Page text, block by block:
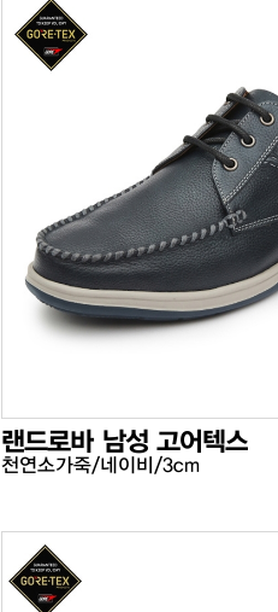
랜드로바 남성 고어텍스
천연소가죽/네이비/3cm